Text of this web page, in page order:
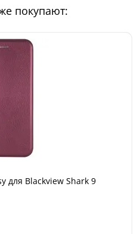
покупают:
для Blackview Shark 9